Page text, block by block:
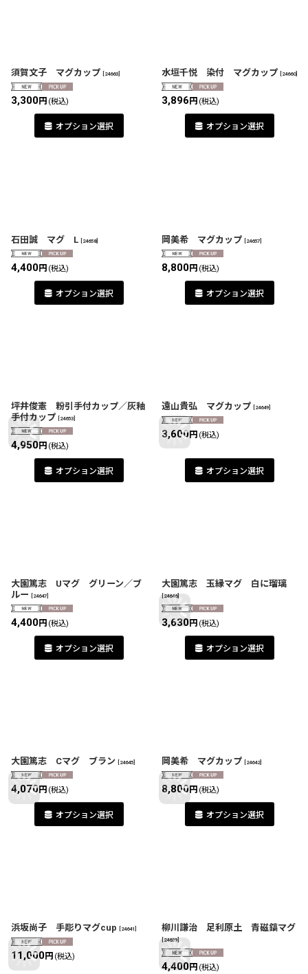
須賀文子 マグカップ 24663
3,300円 (税込)
オプション選択
水垣千悦 染付 マグカップ 24660]
3,896 円 (税込)
オプション選択
石田誠 マグ L [24658]
4,400円 (税込)
オプション選択
岡美希 マグカップ [24657]
8,800円 (税込)
オプション選択
坪井俊憲 粉引手付カップ／灰釉
手付カップ
24653
4,950円 (税込)
オプション選択
遠山貴弘 マグカップ 24649
3,600円 (税込)
オプション選択
大園篤志 Uマグ グリーン／ブ
ルー
24647
4,400円 (税込)
オプション選択
大園篤志 玉縁マグ 白に瑠璃
24646]
3,630円 (税込)
オプション選択
大園篤志 Cマグ ブラン 24645
4,070円 (税込)
オプション選択
岡美希 マグカップ 24642]
8,800円 (税込)
オプション選択
浜坂尚子 手彫りマグcup 24641
11,000円 (税込)
柳川謙治 足利原土 青磁鎬マグ
24639
4,400円 (税込)